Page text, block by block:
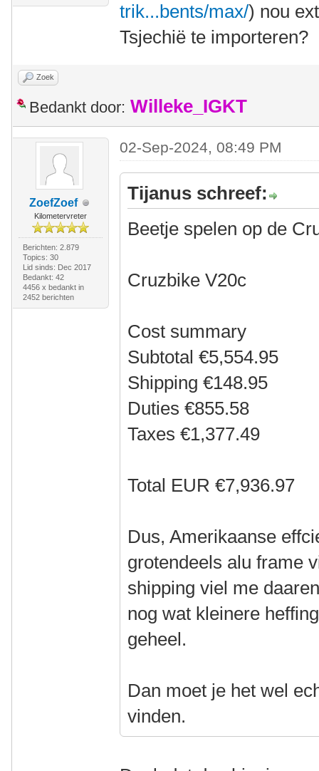
trik...bents/max/) nou
Tsjechië te importeren?
Zoek
Bedankt door: Willeke_IGKT
ZoefZoef
Kilometervreter
Berichten: 2.879
Topics: 30
Lid sinds: Dec 2017
Bedankt: 42
4456 x bedankt in
2452 berichten
02-Sep-2024, 08:49 PM
Tijanus schreef:
Beetje spelen op de
Cruzbike V20c
Cost summary
Subtotal €5,554.95
Shipping €148.95
Duties €855.58
Taxes €1,377.49
Total EUR €7,936.97
Dus, Amerikaanse
grotendeels alu frame
shipping viel me
nog wat kleinere
geheel.
Dan moet je het wel
vinden.